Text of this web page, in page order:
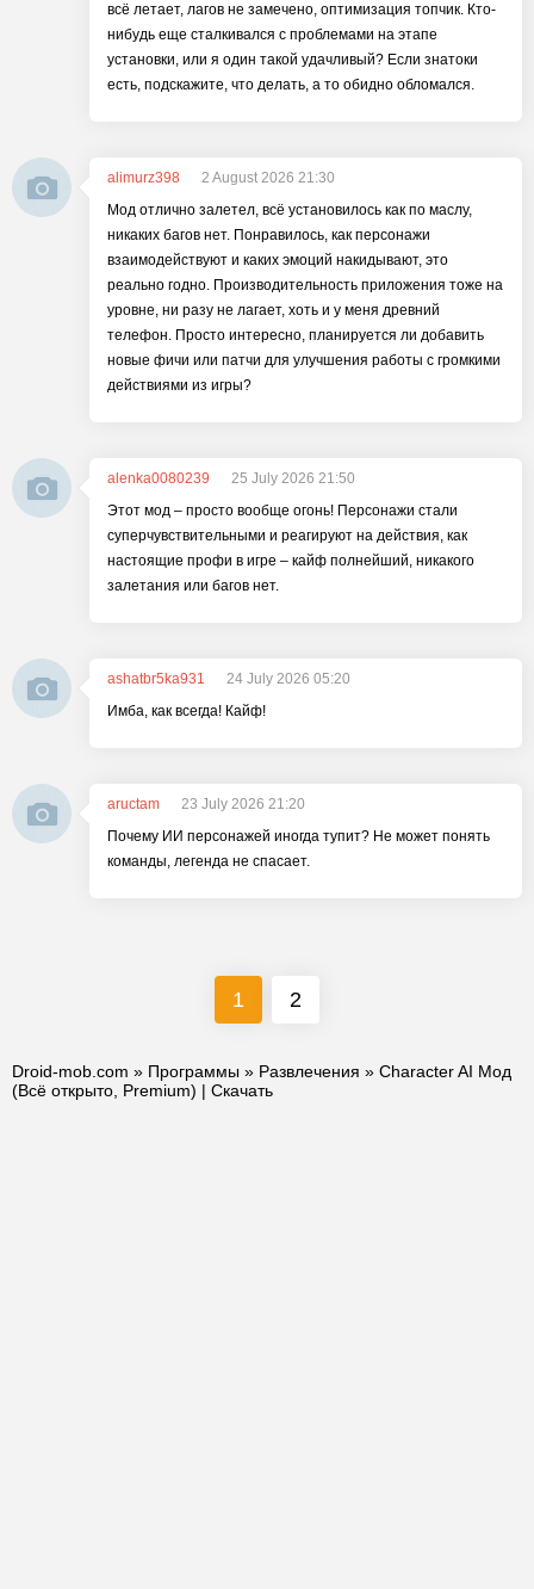
всё летает, лагов не замечено, оптимизация топчик. Кто-
нибудь еще сталкивался с проблемами на этапе
установки, или я один такой удачливый? Если знатоки
есть, подскажите, что делать, а то обидно обломался.
alimurz398
2 August 2026 21:30
Мод отлично залетел, всё установилось как по маслу,
никаких багов нет. Понравилось, как персонажи
взаимодействуют и каких эмоций накидывают, это
реально годно. Производительность приложения тоже на
уровне, ни разу не лагает, хоть и у меня древний
телефон. Просто интересно, планируется ли добавить
новые фичи или патчи для улучшения работы с громкими
действиями из игры?
alenka0080239
25 July 2026 21:50
Этот мод – просто вообще огонь! Персонажи стали
суперчувствительными и реагируют на действия, как
настоящие профи в игре – кайф полнейший, никакого
залетания или багов нет.
ashatbr5ka931
24 July 2026 05:20
Имба, как всегда! Кайф!
aructam
23 July 2026 21:20
Почему ИИ персонажей иногда тупит? Не может понять
команды, легенда не спасает.
1 2
Droid-mob.com » Программы » Развлечения » Character AI Мод
(Всё открыто, Premium) | Скачать